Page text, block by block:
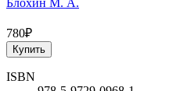
780₽
Купить
ISBN